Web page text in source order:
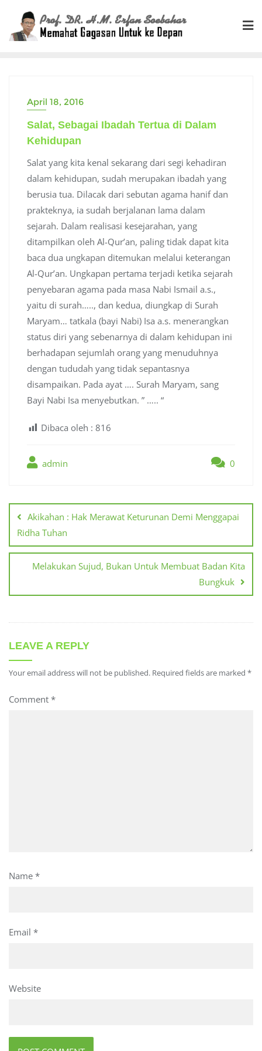
content
April 18, 2016
Salat, Sebagai Ibadah Tertua di Dalam
Kehidupan
Salat yang kita kenal sekarang dari segi kehadiran
dalam kehidupan, sudah merupakan ibadah yang
berusia tua. Dilacak dari sebutan agama hanif dan
prakteknya, ia sudah berjalanan lama dalam
sejarah. Dalam realisasi kesejarahan, yang
ditampilkan oleh Al-Qur’an, paling tidak dapat kita
baca dua ungkapan ditemukan melalui keterangan
Al-Qur’an. Ungkapan pertama terjadi ketika sejarah
penyebaran agama pada masa Nabi Ismail a.s.,
yaitu di surah….., dan kedua, diungkap di Surah
Maryam… tatkala (bayi Nabi) Isa a.s. menerangkan
status diri yang sebenarnya di dalam kehidupan ini
berhadapan sejumlah orang yang menuduhnya
dengan tududah yang tidak sepantasnya
disampaikan. Pada ayat …. Surah Maryam, sang
Bayi Nabi Isa menyebutkan. ” ….. “
Dibaca oleh : 816
admin 0
navigation
Akikahan : Hak Merawat Keturunan Demi Menggapai
Ridha Tuhan
Melakukan Sujud, Bukan Untuk Membuat Badan Kita
Bungkuk
LEAVE A REPLY
Your email address will not be published. Required fields are marked *
Comment *
Name *
Email *
Website